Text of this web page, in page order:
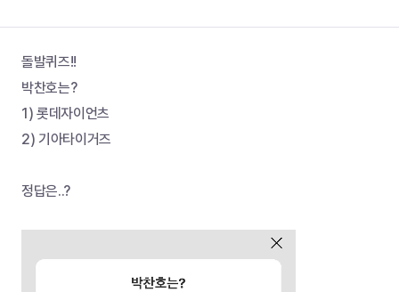
돌발퀴즈!!
박찬호는?
1) 롯데자이언츠
2) 기아타이거즈
정답은..?